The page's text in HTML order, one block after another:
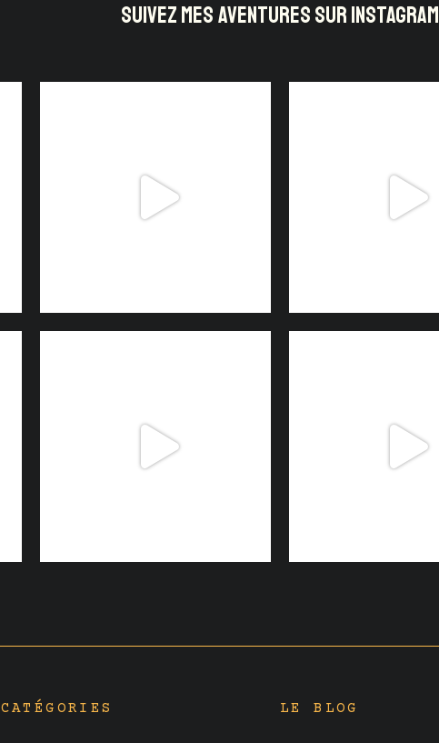
SUIVEZ MES AVENTURES SUR INSTAGRAM
CATÉGORIES LE BLOG